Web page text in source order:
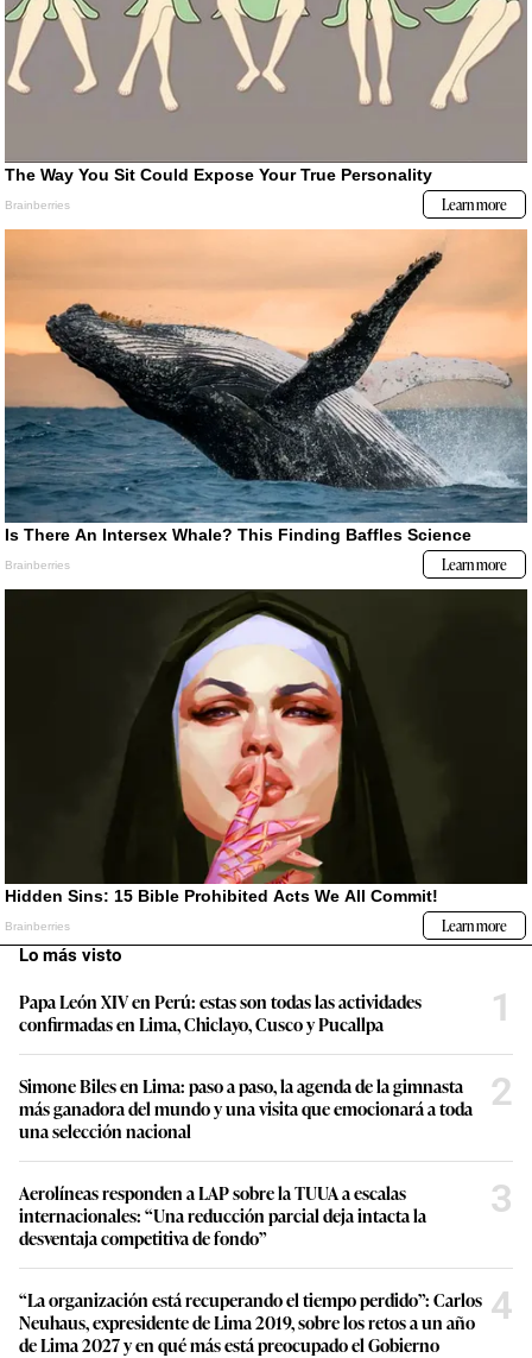
Lo más visto
Papa León XIV en Perú: estas son todas las actividades
confirmadas en Lima, Chiclayo, Cusco y Pucallpa
1
Simone Biles en Lima: paso a paso, la agenda de la gimnasta
más ganadora del mundo y una visita que emocionará a toda
una selección nacional
2
Aerolíneas responden a LAP sobre la TUUA a escalas
internacionales: “Una reducción parcial deja intacta la
desventaja competitiva de fondo”
3
“La organización está recuperando el tiempo perdido”: Carlos
Neuhaus, expresidente de Lima 2019, sobre los retos a un año
de Lima 2027 y en qué más está preocupado el Gobierno
4